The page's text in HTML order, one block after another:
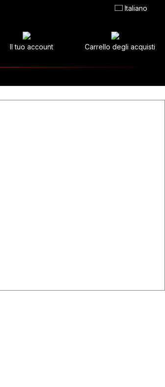
Italiano
Il tuo account Carrello degli acquisti